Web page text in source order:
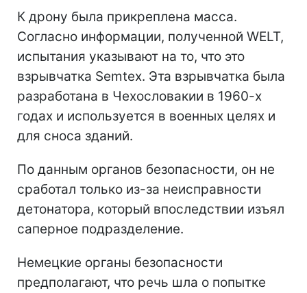
К дрону была прикреплена масса.
Согласно информации, полученной WELT,
испытания указывают на то, что это
взрывчатка Semtex. Эта взрывчатка была
разработана в Чехословакии в 1960-х
годах и используется в военных целях и
для сноса зданий.
По данным органов безопасности, он не
сработал только из-за неисправности
детонатора, который впоследствии изъял
саперное подразделение.
Немецкие органы безопасности
предполагают, что речь шла о попытке